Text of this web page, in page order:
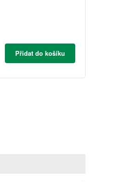
Přidat do košíku